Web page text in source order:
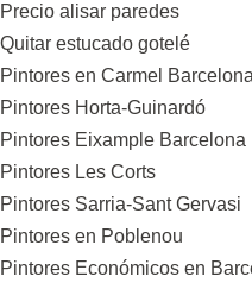
Precio alisar paredes
Quitar estucado gotelé
Pintores en Carmel Barcelona
Pintores Horta-Guinardó
Pintores Eixample Barcelona
Pintores Les Corts
Pintores Sarria-Sant Gervasi
Pintores en Poblenou
Pintores Económicos en